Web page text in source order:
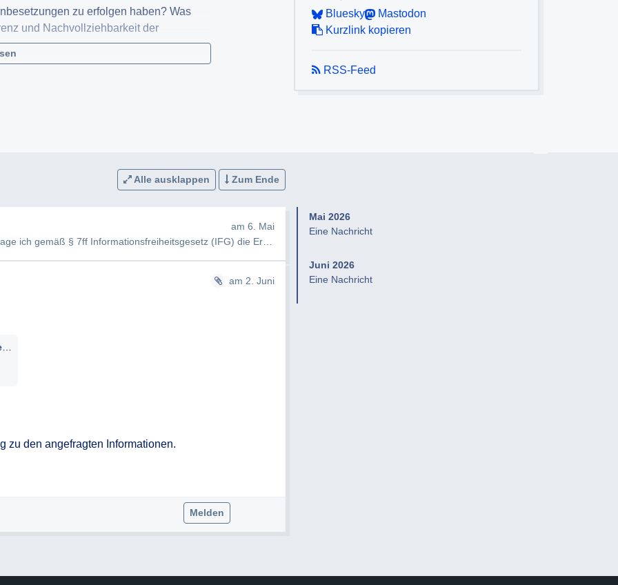
zu erfolgen haben? Was
und Nachvollziehbarkeit der
ggf nicht öffentlich ausgeschrieben?
Stellenbeschreibung für die Stelle der
Stellenbeschreibung für die Stelle der
parteipolitischen Erwägungen so
politisch tätig?
Bluesky
Mastodon
Kurzlink kopieren
RSS-Feed
Alle ausklappen Zum Ende
am 6. Mai
ich gemäß § 7ff Informationsfreiheitsgesetz (IFG) die Erteilung fo…
am 2. Juni
zu den angefragten Informationen.
Melden
Mai 2026
Eine Nachricht
Juni 2026
Eine Nachricht